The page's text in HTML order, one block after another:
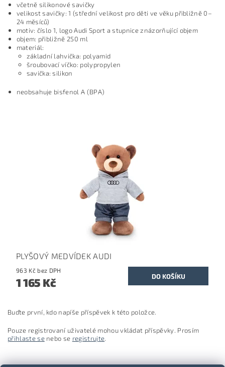
včetně silikonové savičky
velikost savičky: 1 (střední velikost pro děti ve věku přibližně 0–
24 měsíců)
motiv: číslo 1, logo Audi Sport a stupnice znázorňující objem
objem: přibližně 250 ml
materiál:
základní lahvička: polyamid
šroubovací víčko: polypropylen
savička: silikon
neobsahuje bisfenol A (BPA)
PLYŠOVÝ MEDVÍDEK AUDI
963 Kč bez DPH
1 165 Kč
Buďte první, kdo napíše příspěvek k této položce.
Pouze registrovaní uživatelé mohou vkládat příspěvky. Prosím
přihlaste senebo se registrujte.